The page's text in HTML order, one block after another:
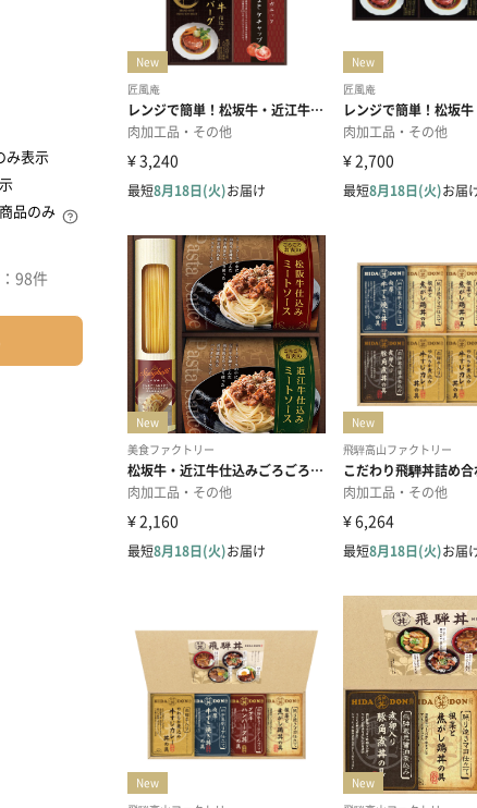
み表示
品のみ
98件